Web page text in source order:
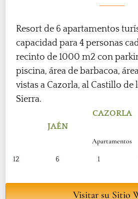
Resort de 6 apartamentos
capacidad para 4 personas
recinto de 1000 m2 con
piscina, área de barbacoa,
vistas a Cazorla, al Castillo de
Sierra.
CAZORLA
JAÉN
Apartamentos
12 6 1
Visitar su Sitio